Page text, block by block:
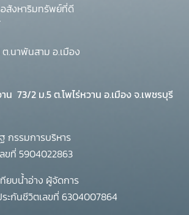
อสังหาริมทรัพย์ที่ดี
ต.นาพันสาม อ.เมือง
น 73/2 ม.5 ต.โพไร่หวาน อ.เมือง จ.เพชรบุรี
กรรมการบริหาร
ขที่ 5904022863
บน้ำอ่าง ผู้จัดการ
ะกันชีวิตเลขที่ 6304007864